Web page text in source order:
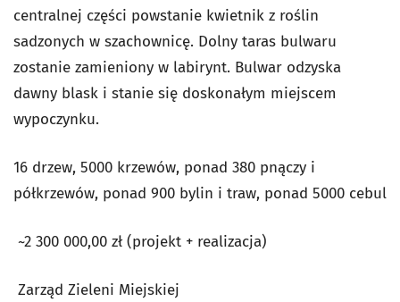
centralnej części powstanie kwietnik z roślin
sadzonych w szachownicę. Dolny taras bulwaru
zostanie zamieniony w labirynt. Bulwar odzyska
dawny blask i stanie się doskonałym miejscem
wypoczynku.
16 drzew, 5000 krzewów, ponad 380 pnączy i
półkrzewów, ponad 900 bylin i traw, ponad 5000 cebul
~2 300 000,00 zł (projekt + realizacja)
Zarząd Zieleni Miejskiej